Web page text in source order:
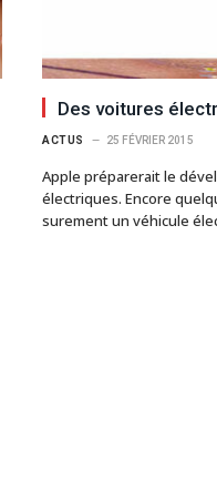
Des voitures
ACTUS 25 FÉVRIER 2015
Apple préparerait le
électriques. Encore
surement un véhicule